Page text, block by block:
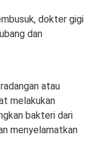
dokter gigi
dan
atau
melakukan
bakteri dari
menyelamatkan